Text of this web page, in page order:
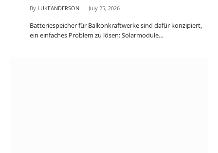
By LUKEANDERSON July 25, 2026
Batteriespeicher für Balkonkraftwerke sind dafür konzipiert,
ein einfaches Problem zu lösen: Solarmodule…